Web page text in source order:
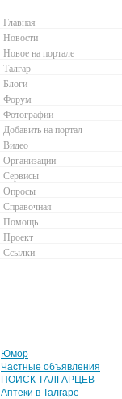
Главная
Новости
Новое на портале
Талгар
Блоги
Форум
Фотографии
Добавить на портал
Видео
Организации
Сервисы
Опросы
Справочная
Помощь
Проект
Ссылки
Юмор
Частные объявления
ПОИСК ТАЛГАРЦЕВ
Аптеки в Талгаре